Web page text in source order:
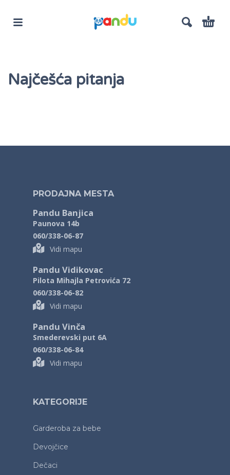
Najčešća pitanja
PRODAJNA MESTA
Pandu Banjica
Paunova 14b
060/338-06-87
Vidi mapu
Pandu Vidikovac
Pilota Mihajla Petrovića 72
060/338-06-82
Vidi mapu
Pandu Vinča
Smederevski put 6A
060/338-06-84
Vidi mapu
KATEGORIJE
Garderoba za bebe
Devojčice
Dečaci